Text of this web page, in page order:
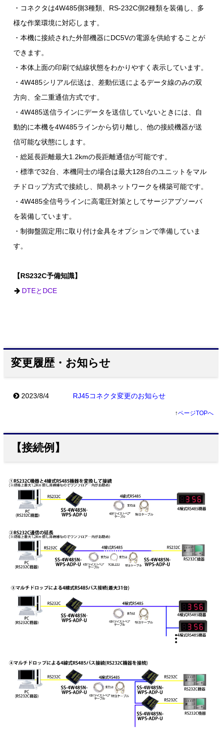
・コネクタは4W485側3種類、RS-232C側2種類を装備し、多
様な作業環境に対応します。
・本機に接続された外部機器にDC5Vの電源を供給することが
できます。
・本体上面の印刷で結線状態をわかりやすく表示しています。
・4W485シリアル伝送は、差動伝送によるデータ線のみの双
方向、全二重通信方式です。
・4W485送信ラインにデータを送信していないときには、自
動的に本機を4W485ラインから切り離し、他の接続機器が送
信可能な状態にします。
・総延長距離最大1.2kmの長距離通信が可能です。
・標準で32台、本機同士の場合は最大128台のユニットをマル
チドロップ方式で接続し、簡易ネットワークを構築可能です。
・4W485全信号ラインに高電圧対策としてサージアブソーバ
を装備しています。
・制御盤固定用に取り付け金具をオプションで準備していま
す。
【RS232C予備知識】
DTEとDCE
変更履歴・お知らせ
2023/8/4 RJ45コネクタ変更のお知らせ
↑ページTOPへ
【接続例】